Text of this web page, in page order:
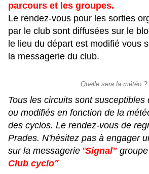
parcours et les groupes.
Le rendez-vous pour les sorties
par le club sont diffusées sur le
le lieu du départ est modifié vous
la messagerie du club.
Quelle sera la météo ?
Tous les circuits sont susceptibles
ou modifiés en fonction de la
des cyclos. Le rendez-vous de
Prades. N'hésitez pas à engager
sur la messagerie "Signal" groupe
Club cyclo"